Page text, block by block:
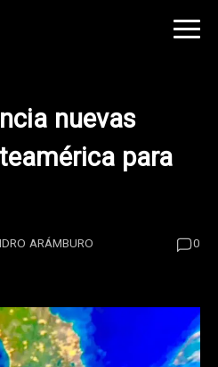
nuevas
para
ARÁMBURO 0